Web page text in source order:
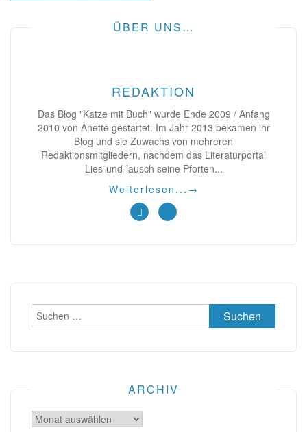
ÜBER UNS…
REDAKTION
Das Blog "Katze mit Buch" wurde Ende 2009 / Anfang
2010 von Anette gestartet. Im Jahr 2013 bekamen ihr
Blog und sie Zuwachs von mehreren
Redaktionsmitgliedern, nachdem das Literaturportal
Lies-und-lausch seine Pforten...
Weiterlesen... →
Suchen
nach:
ARCHIV
Archiv